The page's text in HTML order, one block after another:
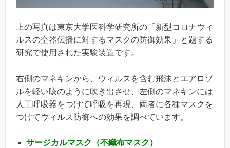
上の写真は東京大学医科学研究所の「新型コロナウィ
ルスの空器伝播に対するマスクの防御効果」と題する
研究で使用された実験装置です。
右側のマネキンから、ウィルスを含む飛沫とエアロゾ
ルを軽い咳のように吹き出させ、左側のマネキンには
人工呼吸器をつけて呼吸を再現、両者に各種マスクを
つけてウィルス防御への効果を調べています。
サージカルマスク（不織布マスク）